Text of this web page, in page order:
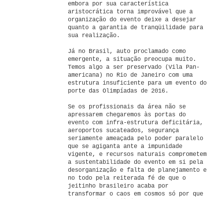
embora por sua característica
aristocrática torna improvável que a
organização do evento deixe a desejar
quanto a garantia de tranqüilidade para
sua realização.
Já no Brasil, auto proclamado como
emergente, a situação preocupa muito.
Temos algo a ser preservado (Vila Pan-
americana) no Rio de Janeiro com uma
estrutura insuficiente para um evento do
porte das Olimpíadas de 2016.
Se os profissionais da área não se
apressarem chegaremos às portas do
evento com infra-estrutura deficitária,
aeroportos sucateados, segurança
seriamente ameaçada pelo poder paralelo
que se agiganta ante a impunidade
vigente, e recursos naturais comprometem
a sustentabilidade do evento em si pela
desorganização e falta de planejamento e
no todo pela reiterada fé de que o
jeitinho brasileiro acaba por
transformar o caos em cosmos só por que